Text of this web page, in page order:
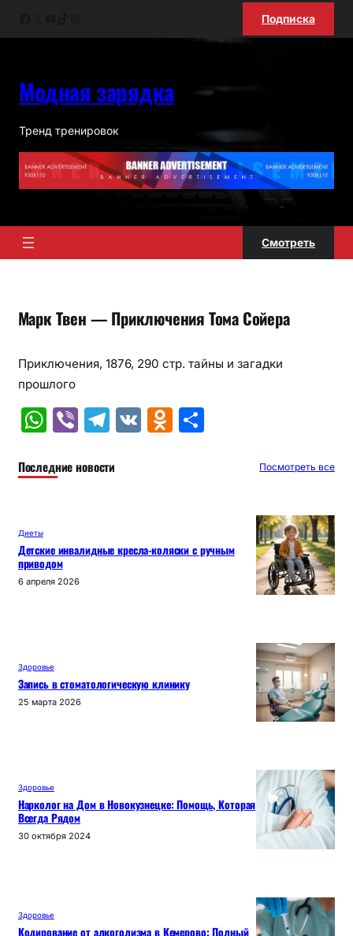
Подписка
Модная зарядка
Тренд тренировок
Смотреть
Марк Твен — Приключения Тома Сойера
Приключения, 1876, 290 стр. тайны и загадки
прошлого
W
at
p
p
Vi
er
T
e
m
V O
a
О
в
Последние новости Посмотреть все
Диеты
Детские инвалидные кресла-коляски с ручным
приводом
6 апреля 2026
Здоровье
Запись в стоматологическую клинику
25 марта 2026
Здоровье
Нарколог на Дом в Новокузнецке: Помощь, Которая
Всегда Рядом
30 октября 2024
Здоровье
Кодирование от алкоголизма в Кемерово: Полный